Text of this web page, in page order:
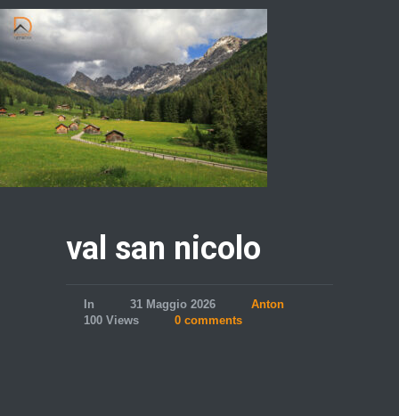
val san nicolo
In 31 Maggio 2026
Anton
100 Views
0 comments